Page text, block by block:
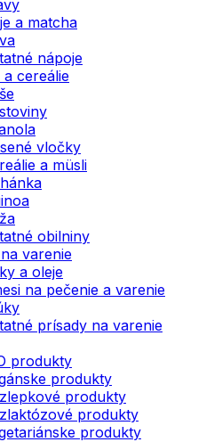
a matcha
nápoje
a cereálie
vločky
a müsli
obilniny
varenie
a oleje
na pečenie a varenie
prísady na varenie
produkty
produkty
produkty
produkty
produkty